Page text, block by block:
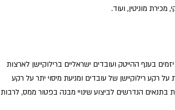
מוניטין, ועוד.
שמעסיקות יזמים בענף ההייטק ועובדים ישראליים ברילוקיישן לארצות
רקע רילוקיישן של עובדים ומניעת מיסוי יתר על רקע
בתנאים הנדרשים לביצוע שינויי מבנה בפטור ממס, לרבות